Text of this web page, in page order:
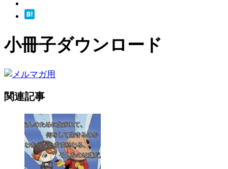
小冊子ダウンロード
関連記事